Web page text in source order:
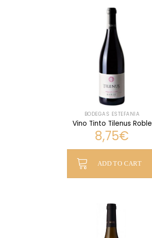
BODEGAS ESTEFANÍA
Vino Tinto Tilenus Roble
8,75€
ADD TO CART